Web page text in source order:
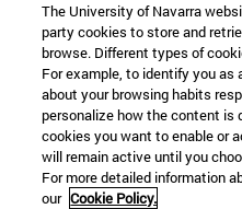
The University of Navarra
party cookies to store and
browse. Different types of
For example, to identify you as
about your browsing habits
personalize how the content is
cookies you want to enable or
will remain active until you
For more detailed information
our Cookie Policy.